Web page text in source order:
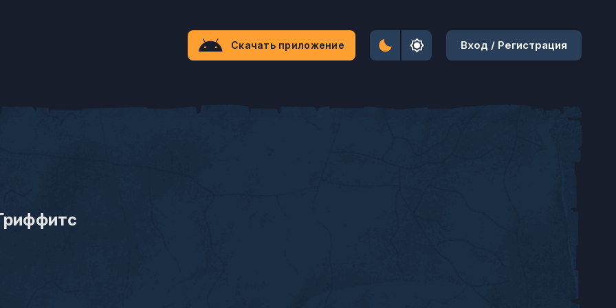
Скачать приложение Вход / Регистрация